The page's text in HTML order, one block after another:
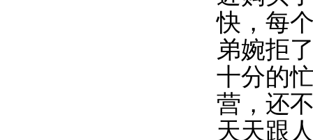
快，每
弟婉拒
十分的
营，还
天天跟